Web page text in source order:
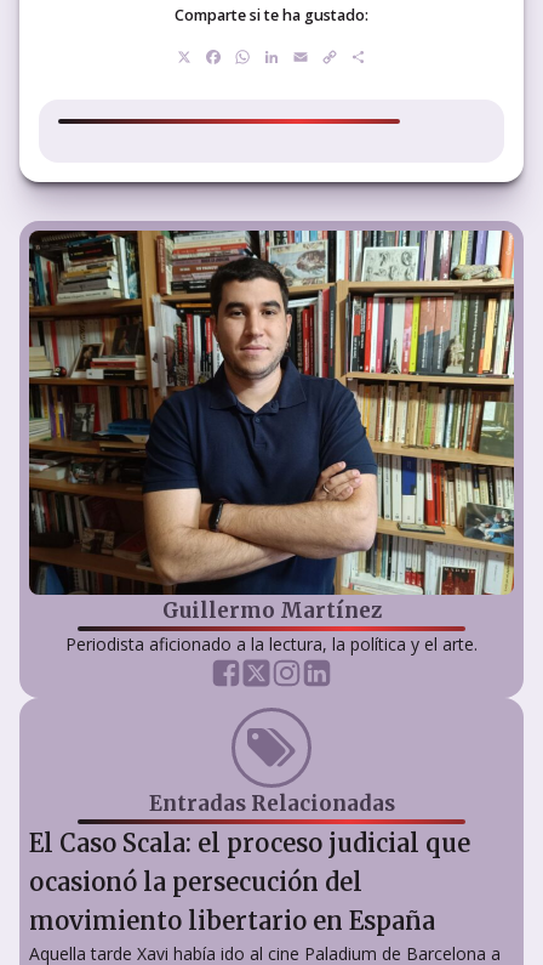
Comparte si te ha gustado:
Facebook
WhatsApp
LinkedIn
EmailCopy
Guillermo Martínez
Periodista aficionado a la lectura, la política y el arte.
Entradas Relacionadas
El Caso Scala: el proceso judicial que
ocasionó la persecución del
movimiento libertario en España
Aquella tarde Xavi había ido al cine Paladium de Barcelona a